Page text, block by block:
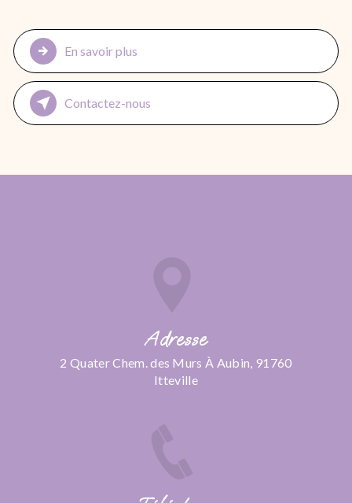
En savoir plus
Contactez-nous
Adresse
2 Quater Chem. des Murs À Aubin, 91760
Itteville